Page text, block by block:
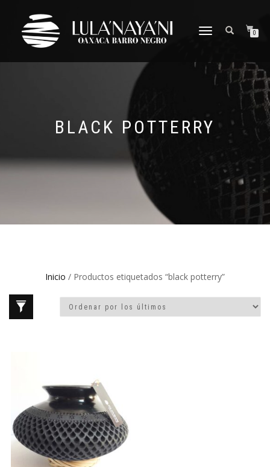
CAMBIAR
0
BLACK POTTERRY
Inicio / Productos etiquetados “black potterry”